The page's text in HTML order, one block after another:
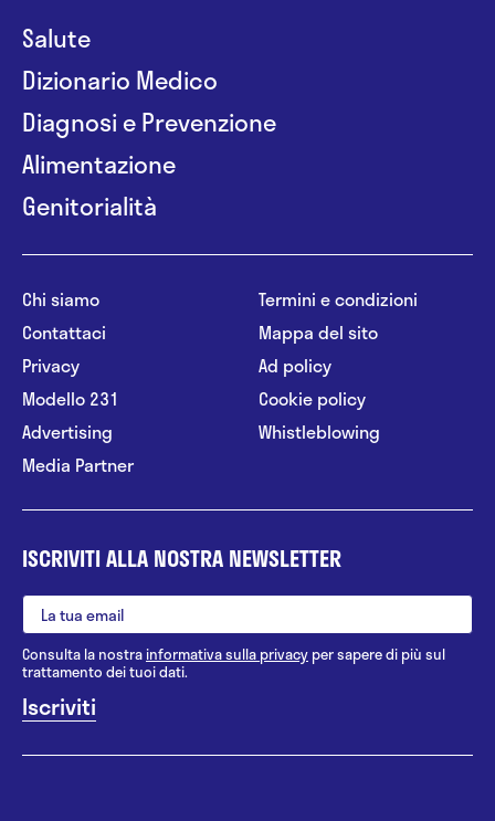
Salute
Dizionario Medico
Diagnosi e Prevenzione
Alimentazione
Genitorialità
Chi siamo
Contattaci
Privacy
Modello 231
Advertising
Media Partner
Termini e condizioni
Mappa del sito
Ad policy
Cookie policy
Whistleblowing
ISCRIVITI ALLA NOSTRA NEWSLETTER
Consulta la nostrainformativa sulla privacy per sapere di più sul
trattamento dei tuoi dati.